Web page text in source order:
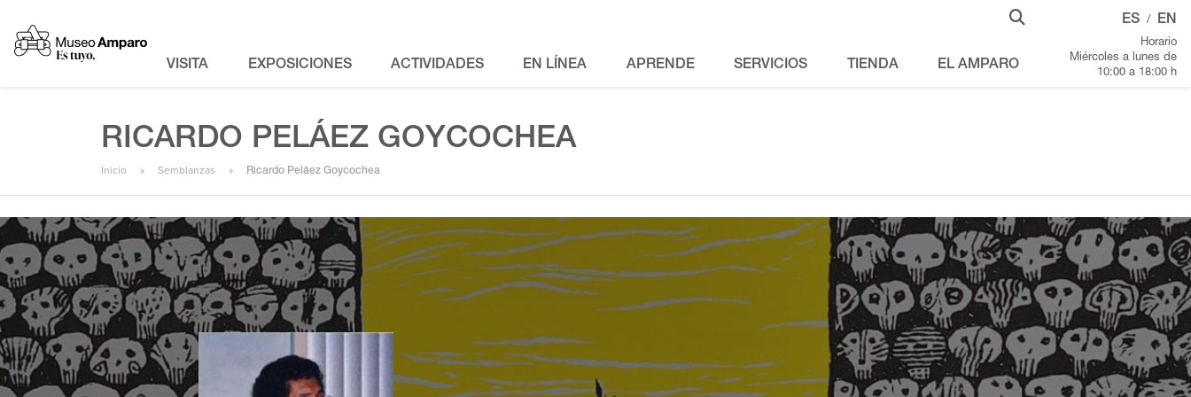
VISITA EXPOSICIONES ACTIVIDADES EN LÍNEA APRENDE SERVICIOS TIENDA EL AMPARO
ES / EN
Horario
Miércoles a lunes de
10:00 a 18:00 h
RICARDO PELÁEZ GOYCOCHEA
Inicio Semblanzas Ricardo Peláez Goycochea